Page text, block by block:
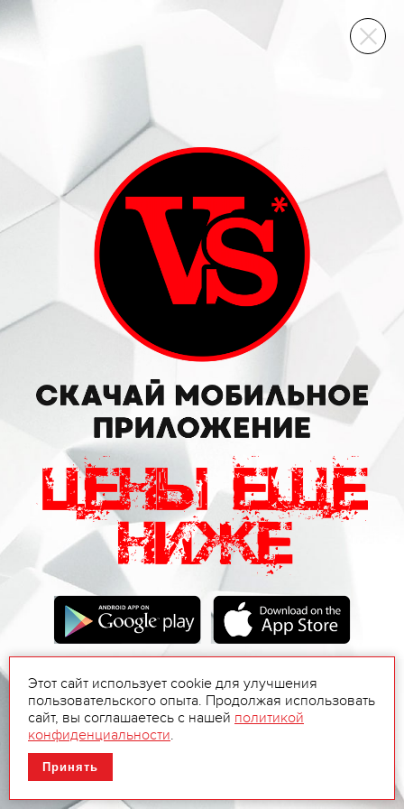
ВИННЫЙ СКЛАД
Этот сайт использует cookie для улучшения
пользовательского опыта. Продолжая использовать
сайт, вы соглашаетесь с нашей политикой
конфиденциальности.
Принять